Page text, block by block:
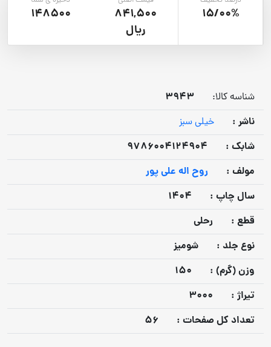
15/00%
841,500
ریال
148500
شناسه کالا:
3943
ناشر :
خیلی سبز
شابک :
9786004124904
مولف :
روح اله علی پور
سال چاپ :
1404
قطع :
رحلی
نوع جلد :
شومیز
وزن (گرم) :
150
تيراژ :
3000
تعداد كل صفحات :
56